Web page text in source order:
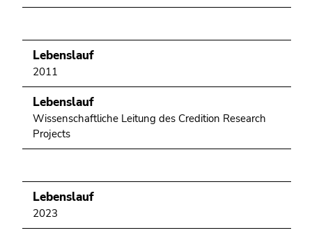
Lebenslauf
2011
Lebenslauf
Wissenschaftliche Leitung des Credition Research
Projects
Lebenslauf
2023